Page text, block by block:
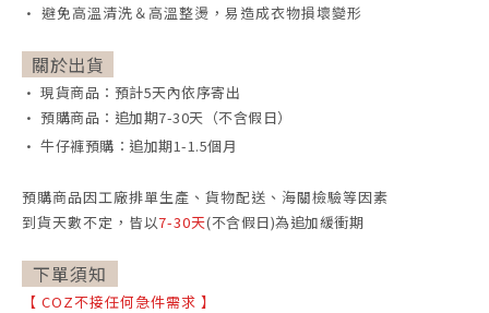
• 避免高溫清洗＆高溫整燙，易造成衣物損壞變形
關於出貨
• 現貨商品：預計5天內依序寄出
• 預購商品：追加期7-30天（不含假日）
• 牛仔褲預購：追加期1-1.5個月
預購商品因工廠排單生產、貨物配送、海關檢驗等因素
到貨天數不定， 皆以7-30天(不含假日)為追加緩衝期
下單須知
【 COZ不接任何急件需求 】